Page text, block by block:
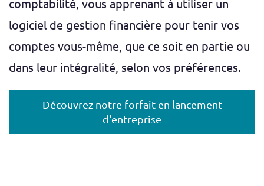
comptabilité, vous apprenant à utiliser un
logiciel de gestion financière pour tenir vos
comptes vous-même, que ce soit en partie ou
dans leur intégralité, selon vos préférences.
Découvrez notre forfait en lancement
d'entreprise